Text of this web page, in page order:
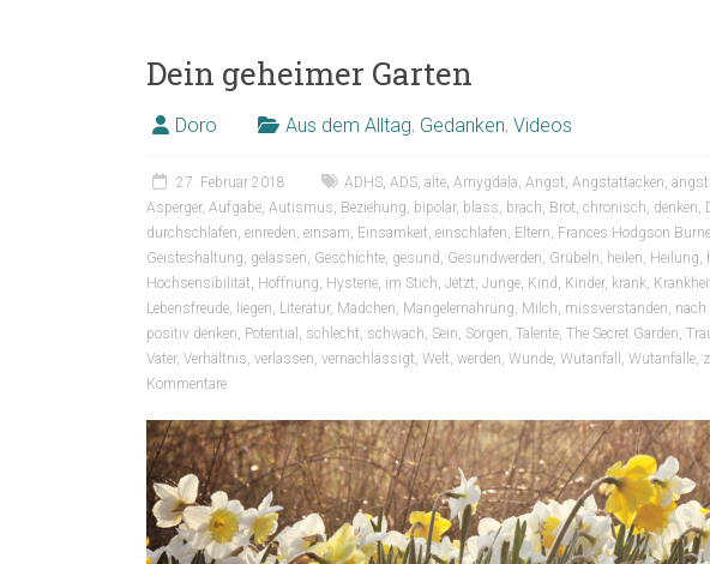
Dein geheimer Garten
Doro Aus dem Alltag, Gedanken, Videos
27. Februar 2018 ADHS, ADS, alte, Amygdala, Angst, Angstattacken,
Asperger, Aufgabe, Autismus, Beziehung, bipolar, blass, brach, Brot, chronisch, denken,
durchschlafen, einreden, einsam, Einsamkeit, einschlafen, Eltern, Frances Hodgson
Geisteshaltung, gelassen, Geschichte, gesund , Gesundwerden, Grübeln, heilen, Heilung,
Hochsensibilität, Hoffnung, Hysterie, im Stich, Jetzt, Junge, Kind , Kinder, krank,
Lebensfreude, liegen, Literatur, Mädchen, Mangelernährung, Milch, missverstanden, nach
positiv denken, Potential , schlecht, schwach, Sein, Sorgen, Talente, The Secret Garden,
Vater, Verhältnis, verlassen, vernachlässigt, Welt, werden, Wunde, Wutanfall , Wutanfälle,
Kommentare